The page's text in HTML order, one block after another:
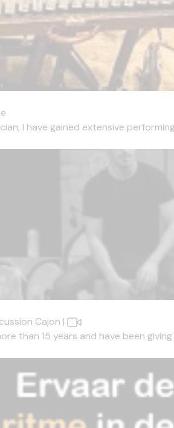
I have gained extensive
Cajon |
than 15 years and have been